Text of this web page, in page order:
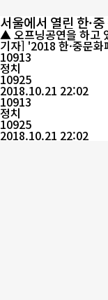
서울에서 열린 한·
▲ 오프닝공연을 하고 있는 서운
기자] '2018 한·중문화
300여 명이 참가한 가운데 성황
울특별시, 서울시교육
체(대표 허을진) 주최,
협의회의 주관, 서울서
10913
정치
10925
2018.10.21 22:02
10913
정치
10925
2018.10.21 22:02